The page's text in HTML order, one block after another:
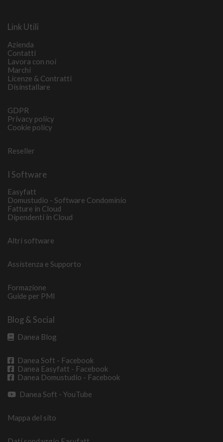
Link Utili
Azienda
Contatti
Lavora con noi
Marchi
Licenze & Contratti
Disinstallare
GDPR
Privacy policy
Cookie policy
Reseller
I Software
Easyfatt
Domustudio - Software Condominio
Fatture in Cloud
Dipendenti in Cloud
Altri software
Assistenza e Supporto
Formazione
Guide per PMI
Blog & Social
Danea Blog
Danea Soft - Facebook
Danea Easyfatt - Facebook
Danea Domustudio - Facebook
Danea Soft - YouTube
Mappa del sito